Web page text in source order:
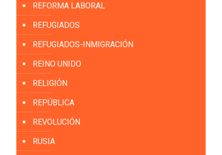
REFORMA LABORAL
REFUGIADOS
REFUGIADOS-INMIGRACIÓN
REINO UNIDO
RELIGIÓN
REPÚBLICA
REVOLUCIÓN
RUSIA